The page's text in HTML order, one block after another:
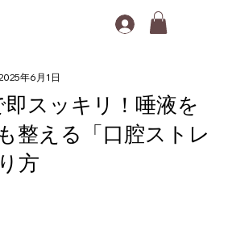
スッキリ！唾液を
整える「口腔ストレ
方
年6月1日